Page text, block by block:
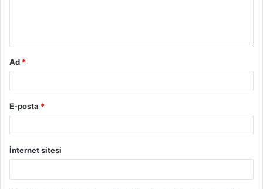
Ad *
E-posta *
İnternet sitesi